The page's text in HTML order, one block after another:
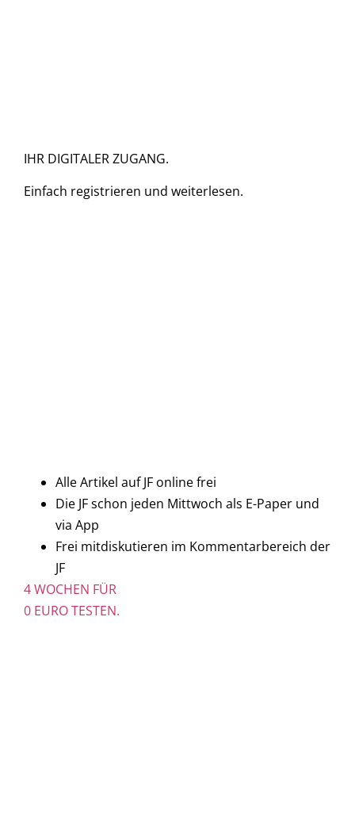
IHR DIGITALER ZUGANG.
Einfach registrieren und weiterlesen.
Alle Artikel auf JF online frei
Die JF schon jeden Mittwoch als E-Paper und
via App
Frei mitdiskutieren im Kommentarbereich der
JF
4 WOCHEN FÜR
0 EURO TESTEN.